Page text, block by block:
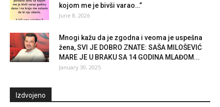
kojom me je bivši varao…”
June 8, 2026
Mnogi kažu da je zgodna i veoma je uspešna
žena, SVI JE DOBRO ZNATE: SAŠA MILOŠEVIĆ
MARE JE U BRAKU SA 14 GODINA MLAĐOM...
January 30, 2025
Izdvojeno